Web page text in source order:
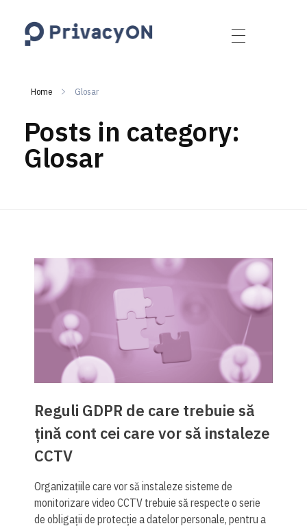
Home Glosar
Posts in category:
Glosar
Reguli GDPR de care trebuie să
țină cont cei care vor să instaleze
CCTV
Organizațiile care vor să instaleze sisteme de
monitorizare video CCTV trebuie să respecte o serie
de obligații de protecție a datelor personale, pentru a